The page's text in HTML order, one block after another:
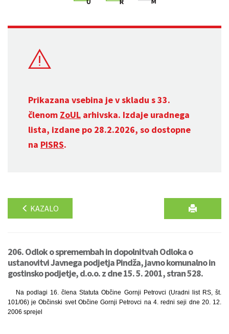
Prikazana vsebina je v skladu s 33.
členom ZoUL arhivska. Izdaje uradnega
lista, izdane po 28.2.2026, so dostopne
na PISRS.
KAZALO
206. Odlok o spremembah in dopolnitvah Odloka o
ustanovitvi Javnega podjetja Pindža, javno komunalno in
gostinsko podjetje, d.o.o. z dne 15. 5. 2001, stran 528.
Na podlagi 16. člena Statuta Občine Gornji Petrovci (Uradni list RS, št.
101/06) je Občinski svet Občine Gornji Petrovci na 4. redni seji dne 20. 12.
2006 sprejel